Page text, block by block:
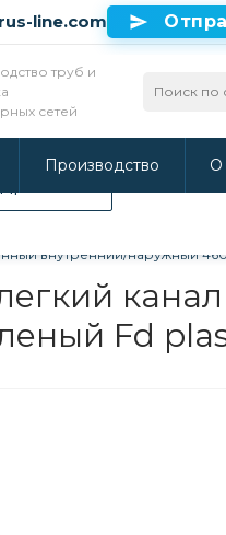
продолжаете
конфиденциальности
line.com
труб и
сетей
Производство О
внутренний/наружный
Fd